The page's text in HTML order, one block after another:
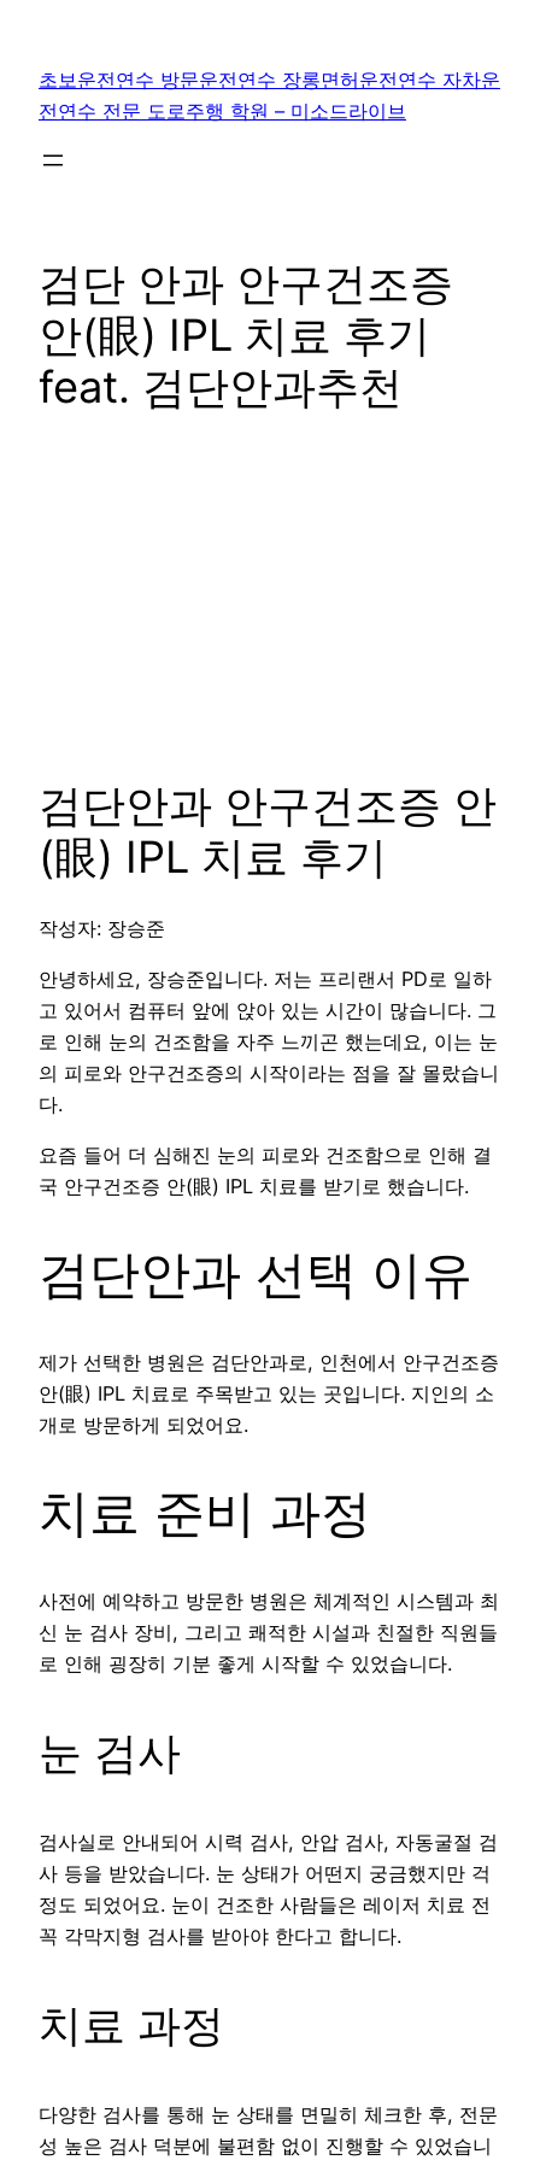
초보운전연수 방문운전연수 장롱면허운전연수 자차운
전연수 전문 도로주행 학원 – 미소드라이브
검단 안과 안구건조증
안(眼) IPL 치료 후기
feat. 검단안과추천
검단안과 안구건조증 안
(眼) IPL 치료 후기
작성자: 장승준
안녕하세요, 장승준입니다. 저는 프리랜서 PD로 일하
고 있어서 컴퓨터 앞에 앉아 있는 시간이 많습니다. 그
로 인해 눈의 건조함을 자주 느끼곤 했는데요, 이는 눈
의 피로와 안구건조증의 시작이라는 점을 잘 몰랐습니
다.
요즘 들어 더 심해진 눈의 피로와 건조함으로 인해 결
국 안구건조증 안(眼) IPL 치료를 받기로 했습니다.
검단안과 선택 이유
제가 선택한 병원은 검단안과로, 인천에서 안구건조증
안(眼) IPL 치료로 주목받고 있는 곳입니다. 지인의 소
개로 방문하게 되었어요.
치료 준비 과정
사전에 예약하고 방문한 병원은 체계적인 시스템과 최
신 눈 검사 장비, 그리고 쾌적한 시설과 친절한 직원들
로 인해 굉장히 기분 좋게 시작할 수 있었습니다.
눈 검사
검사실로 안내되어 시력 검사, 안압 검사, 자동굴절 검
사 등을 받았습니다. 눈 상태가 어떤지 궁금했지만 걱
정도 되었어요. 눈이 건조한 사람들은 레이저 치료 전
꼭 각막지형 검사를 받아야 한다고 합니다.
치료 과정
다양한 검사를 통해 눈 상태를 면밀히 체크한 후, 전문
성 높은 검사 덕분에 불편함 없이 진행할 수 있었습니